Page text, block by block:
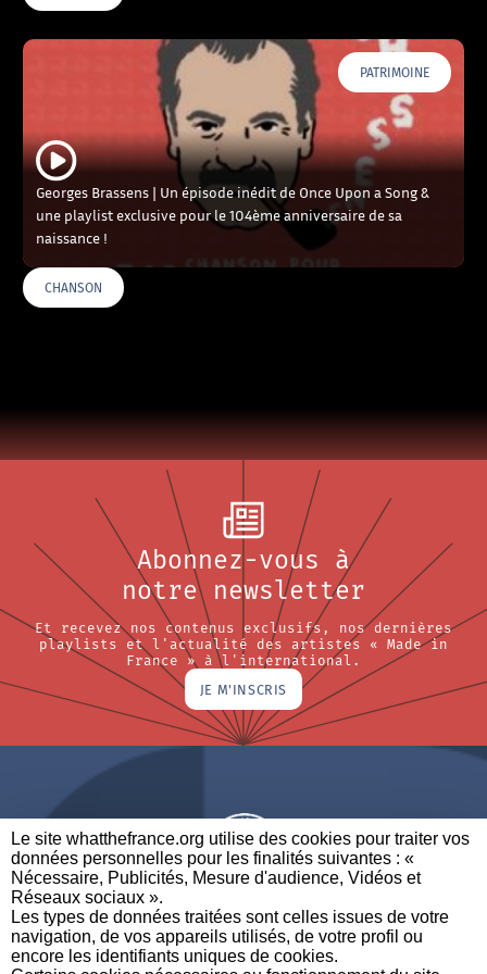
Le site whatthefrance.org utilise des cookies pour traiter vos
données personnelles pour les finalités suivantes : «
Nécessaire, Publicités, Mesure d'audience, Vidéos et
Réseaux sociaux ». ​
Les types de données traitées sont celles issues de votre
navigation, de vos appareils utilisés, de votre profil ou
encore les identifiants uniques de cookies. ​
PATRIMOINE
Georges Brassens | Un épisode inédit de Once Upon a Song &
une playlist exclusive pour le 104ème anniversaire de sa
naissance !
CHANSON
Abonnez-vous à
notre newsletter
Et recevez nos contenus exclusifs, nos dernières
playlists et l'actualité des artistes « Made in
France » à l'international.
JE M'INSCRIS
A BRAND OF
PARTENAIRES CONTACTEZ-NOUS MENTIONS LÉGALES